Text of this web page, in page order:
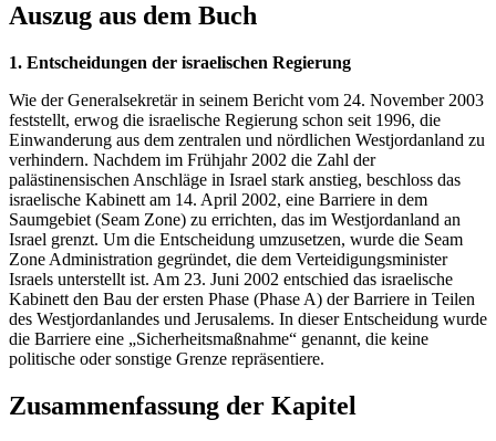
Auszug aus dem Buch
1. Entscheidungen der israelischen Regierung
Wie der Generalsekretär in seinem Bericht vom 24. November 2003
feststellt, erwog die israelische Regierung schon seit 1996, die
Einwanderung aus dem zentralen und nördlichen Westjordanland zu
verhindern. Nachdem im Frühjahr 2002 die Zahl der
palästinensischen Anschläge in Israel stark anstieg, beschloss das
israelische Kabinett am 14. April 2002, eine Barriere in dem
Saumgebiet (Seam Zone) zu errichten, das im Westjordanland an
Israel grenzt. Um die Entscheidung umzusetzen, wurde die Seam
Zone Administration gegründet, die dem Verteidigungsminister
Israels unterstellt ist. Am 23. Juni 2002 entschied das israelische
Kabinett den Bau der ersten Phase (Phase A) der Barriere in Teilen
des Westjordanlandes und Jerusalems. In dieser Entscheidung wurde
die Barriere eine „Sicherheitsmaßnahme“ genannt, die keine
politische oder sonstige Grenze repräsentiere.
Zusammenfassung der Kapitel